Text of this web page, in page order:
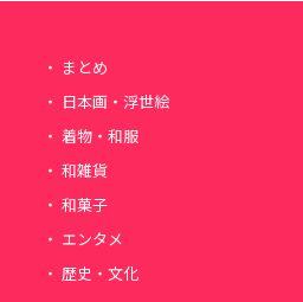
まとめ
日本画・浮世絵
着物・和服
和雑貨
和菓子
エンタメ
歴史・文化